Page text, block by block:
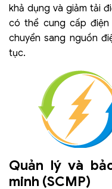
khả dụng và giảm tải
có thể cung cấp
chuyển sang nguồn
tục.
Quản lý và
minh (SCMP)